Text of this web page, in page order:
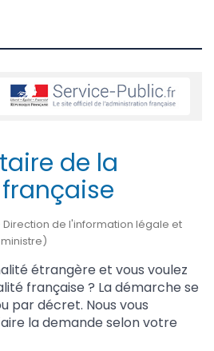
de la
Direction de l'information légale et
étrangère et vous voulez
française ? La démarche se
par décret. Nous vous
la demande selon votre